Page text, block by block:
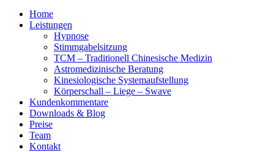
Home
Leistungen
Hypnose
Stimmgabelsitzung
TCM – Traditionell Chinesische Medizin
Astromedizinische Beratung
Kinesiologische Systemaufstellung
Körperschall – Liege – Swave
Kundenkommentare
Downloads & Blog
Preise
Team
Kontakt